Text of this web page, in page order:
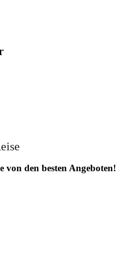
von den besten Angeboten!